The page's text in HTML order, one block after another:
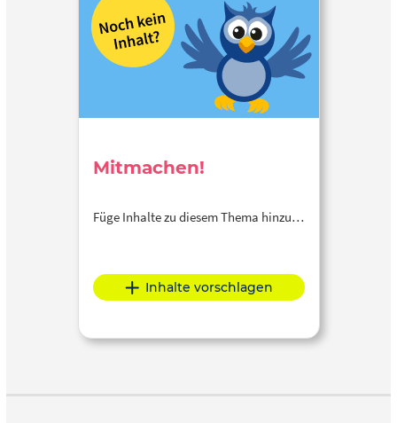
Mitmachen!
Füge Inhalte zu diesem Thema hinzu…
Inhalte vorschlagen